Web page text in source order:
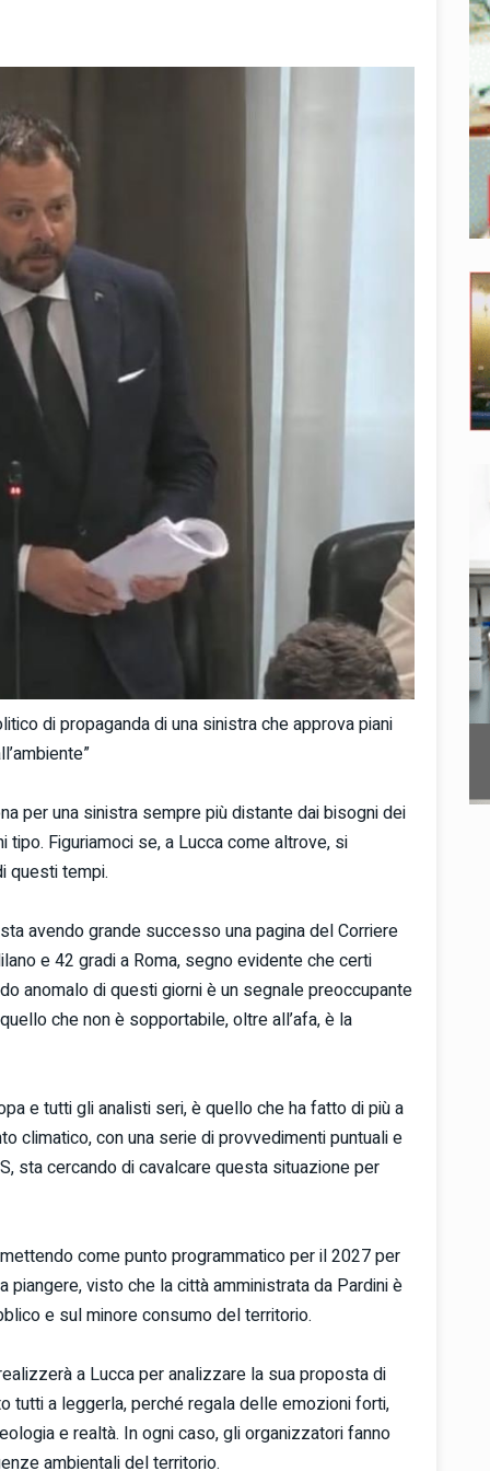
di propaganda di una sinistra che approva piani
per una sinistra sempre più distante dai bisogni dei
Figuriamoci se, a Lucca come altrove, si
questi tempi.
avendo grande successo una pagina del Corriere
e 42 gradi a Roma, segno evidente che certi
anomalo di questi giorni è un segnale preoccupante
che non è sopportabile, oltre all’afa, è la
e tutti gli analisti seri, è quello che ha fatto di più a
climatico, con una serie di provvedimenti puntuali e
sta cercando di cavalcare questa situazione per
come punto programmatico per il 2027 per
visto che la città amministrata da Pardini è
e sul minore consumo del territorio.
a Lucca per analizzare la sua proposta di
tutti a leggerla, perché regala delle emozioni forti,
e realtà. In ogni caso, gli organizzatori fanno
ambientali del territorio.